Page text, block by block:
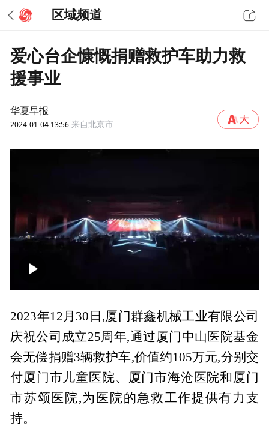
区域频道
爱心台企慷慨捐赠救护车助力救
援事业
华夏早报
2024-01-04 13:56 来自北京市
2023年12月30日,厦门群鑫机械工业有限公司
庆祝公司成立25周年,通过厦门中山医院基金
会无偿捐赠3辆救护车,价值约105万元,分别交
付厦门市儿童医院、厦门市海沧医院和厦门
市苏颂医院,为医院的急救工作提供有力支
持。